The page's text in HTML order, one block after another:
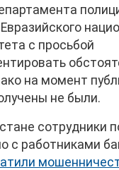
с просьбой
на момент
не были.
сотрудники
с работниками